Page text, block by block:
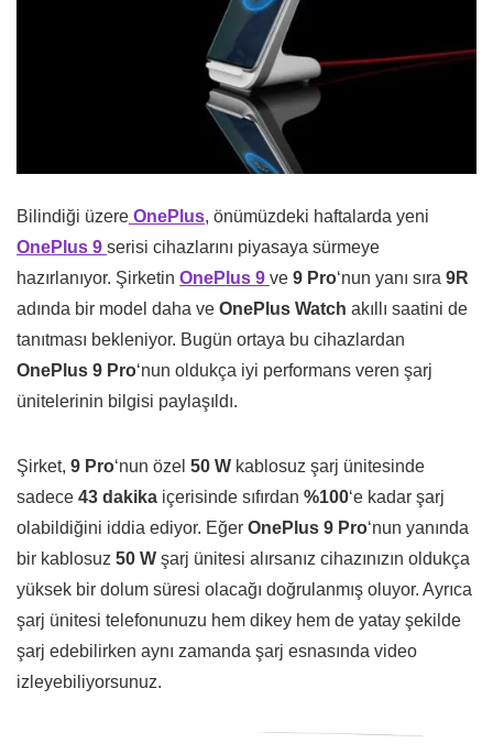
Bilindiği üzere OnePlus, önümüzdeki haftalarda yeni
OnePlus 9 serisi cihazlarını piyasaya sürmeye
hazırlanıyor. Şirketin OnePlus 9 ve 9 Pro‘nun yanı sıra 9R
adında bir model daha ve OnePlus Watch akıllı saatini de
tanıtması bekleniyor. Bugün ortaya bu cihazlardan
OnePlus 9 Pro‘nun oldukça iyi performans veren şarj
ünitelerinin bilgisi paylaşıldı.
Şirket, 9 Pro‘nun özel 50 W kablosuz şarj ünitesinde
sadece 43 dakika içerisinde sıfırdan %100‘e kadar şarj
olabildiğini iddia ediyor. Eğer OnePlus 9 Pro‘nun yanında
bir kablosuz 50 W şarj ünitesi alırsanız cihazınızın oldukça
yüksek bir dolum süresi olacağı doğrulanmış oluyor. Ayrıca
şarj ünitesi telefonunuzu hem dikey hem de yatay şekilde
şarj edebilirken aynı zamanda şarj esnasında video
izleyebiliyorsunuz.